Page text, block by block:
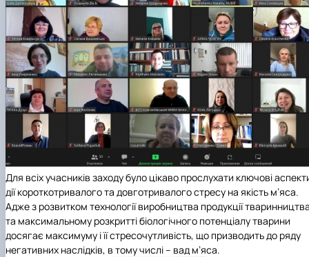
Для всіх учасників заходу було цікаво прослухати ключові
дії короткотривалого та довготривалого стресу на якість м’яса.
Адже з розвитком технології виробництва продукції
та максимальному розкритті біологічного потенціалу тварини
досягає максимуму і її стресочутливість, що призводить до ряду
негативних наслідків, в тому числі – вад м’яса.